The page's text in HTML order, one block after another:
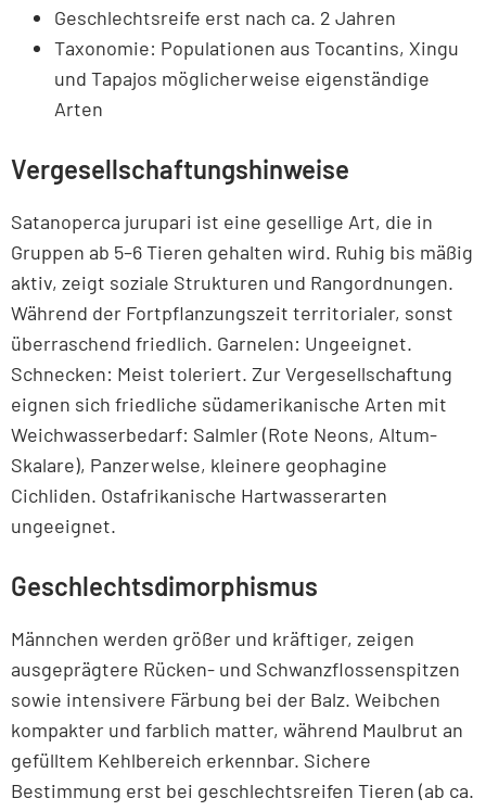
Geschlechtsreife erst nach ca. 2 Jahren
Taxonomie: Populationen aus Tocantins, Xingu
und Tapajos möglicherweise eigenständige
Arten
Vergesellschaftungshinweise
Satanoperca jurupari ist eine gesellige Art, die in
Gruppen ab 5–6 Tieren gehalten wird. Ruhig bis mäßig
aktiv, zeigt soziale Strukturen und Rangordnungen.
Während der Fortpflanzungszeit territorialer, sonst
überraschend friedlich. Garnelen: Ungeeignet.
Schnecken: Meist toleriert. Zur Vergesellschaftung
eignen sich friedliche südamerikanische Arten mit
Weichwasserbedarf: Salmler (Rote Neons, Altum-
Skalare), Panzerwelse, kleinere geophagine
Cichliden. Ostafrikanische Hartwasserarten
ungeeignet.
Geschlechtsdimorphismus
Männchen werden größer und kräftiger, zeigen
ausgeprägtere Rücken- und Schwanzflossenspitzen
sowie intensivere Färbung bei der Balz. Weibchen
kompakter und farblich matter, während Maulbrut an
gefülltem Kehlbereich erkennbar. Sichere
Bestimmung erst bei geschlechtsreifen Tieren (ab ca.